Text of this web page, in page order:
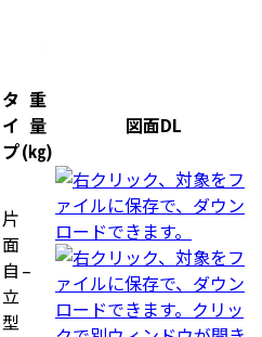
タ
イ
プ
重
量
(㎏)
図面DL
片
面
自
立
型
–